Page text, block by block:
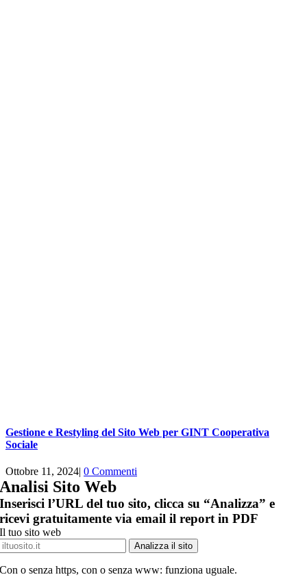
Gestione e Restyling del Sito Web per GINT Cooperativa
Sociale
Ottobre 11, 2024| 0 Commenti
Analisi Sito Web
Inserisci l’URL del tuo sito, clicca su “Analizza” e
ricevi gratuitamente via email il report in PDF
Il tuo sito web
Analizza il sito
Con o senza https, con o senza www: funziona uguale.